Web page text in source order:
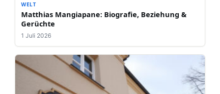
WELT
Matthias Mangiapane: Biografie, Beziehung &
Gerüchte
1 Juli 2026